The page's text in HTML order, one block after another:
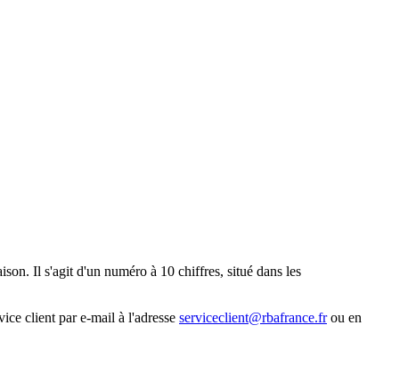
Il s'agit d'un numéro à 10 chiffres, situé dans les
client par e-mail à l'adresse serviceclient@rbafrance.frou en